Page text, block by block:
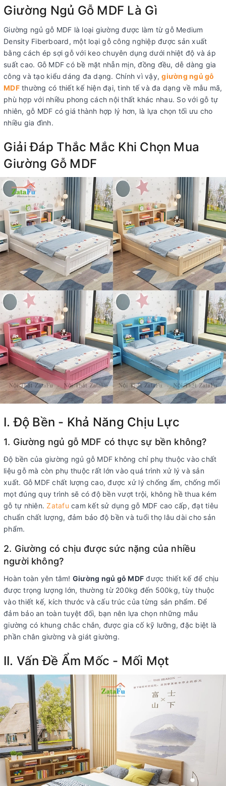
Giường Ngủ Gỗ MDF Là Gì
Giường ngủ gỗ MDF là loại giường được làm từ gỗ Medium
Density Fiberboard, một loại gỗ công nghiệp được sản xuất
bằng cách ép sợi gỗ với keo chuyên dụng dưới nhiệt độ và áp
suất cao. Gỗ MDF có bề mặt nhẵn mịn, đồng đều, dễ dàng gia
công và tạo kiểu dáng đa dạng. Chính vì vậy,giường ngủ gỗ
MDFthường có thiết kế hiện đại, tinh tế và đa dạng về mẫu mã,
phù hợp với nhiều phong cách nội thất khác nhau. So với gỗ tự
nhiên, gỗ MDF có giá thành hợp lý hơn, là lựa chọn tối ưu cho
nhiều gia đình.
Giải Đáp Thắc Mắc Khi Chọn Mua
Giường Gỗ MDF
I. Độ Bền - Khả Năng Chịu Lực
1. Giường ngủ gỗ MDF có thực sự bền không?
Độ bền của giường ngủ gỗ MDF không chỉ phụ thuộc vào chất
liệu gỗ mà còn phụ thuộc rất lớn vào quá trình xử lý và sản
xuất. Gỗ MDF chất lượng cao, được xử lý chống ẩm, chống mối
mọt đúng quy trình sẽ có độ bền vượt trội, không hề thua kém
gỗ tự nhiên.Zatafu cam kết sử dụng gỗ MDF cao cấp, đạt tiêu
chuẩn chất lượng, đảm bảo độ bền và tuổi thọ lâu dài cho sản
phẩm.
2. Giường có chịu được sức nặng của nhiều
người không?
Hoàn toàn yên tâm! Giường ngủ gỗ MDF được thiết kế để chịu
được trọng lượng lớn, thường từ 200kg đến 500kg, tùy thuộc
vào thiết kế, kích thước và cấu trúc của từng sản phẩm. Để
đảm bảo an toàn tuyệt đối, bạn nên lựa chọn những mẫu
giường có khung chắc chắn, được gia cố kỹ lưỡng, đặc biệt là
phần chân giường và giát giường.
II. Vấn Đề Ẩm Mốc - Mối Mọt